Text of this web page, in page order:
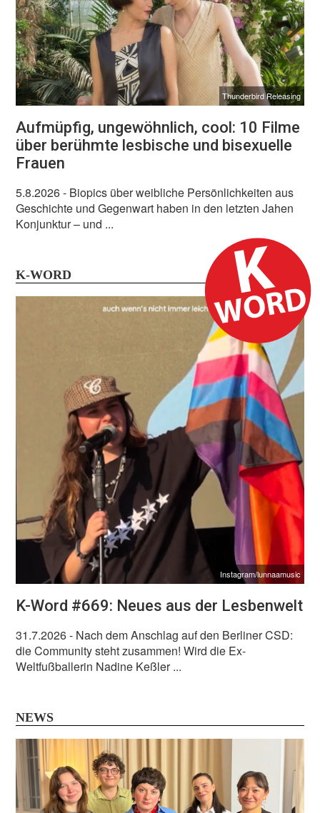
Thunderbird Releasing
Aufmüpfig, ungewöhnlich, cool: 10 Filme
über berühmte lesbische und bisexuelle
Frauen
5.8.2026- Biopics über weibliche Persönlichkeiten aus
Geschichte und Gegenwart haben in den letzten Jahen
Konjunktur – und ...
K-WORD
Instagram/lunnaamusic
K-Word #669: Neues aus der Lesbenwelt
31.7.2026- Nach dem Anschlag auf den Berliner CSD:
die Community steht zusammen! Wird die Ex-
Weltfußballerin Nadine Keßler ...
NEWS